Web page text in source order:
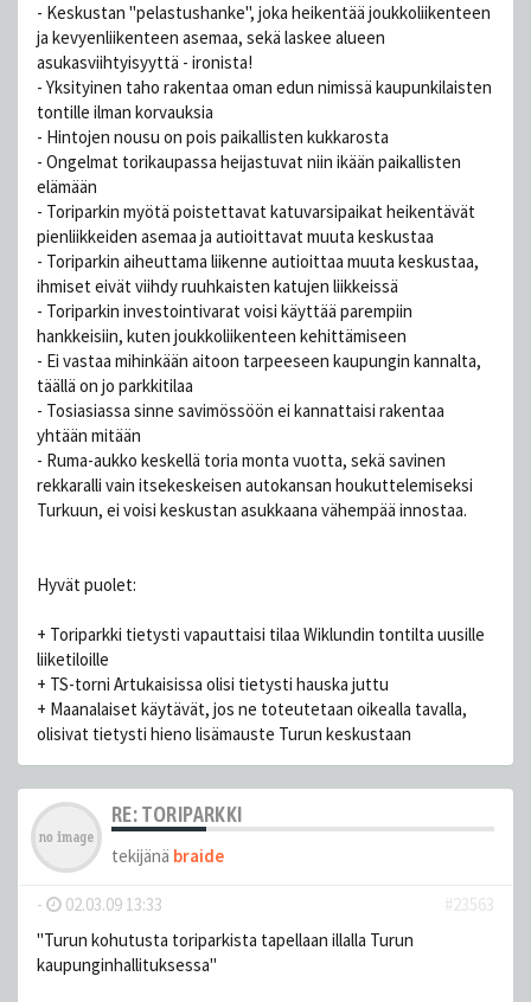
- Keskustan "pelastushanke", joka heikentää joukkoliikenteen
ja kevyenliikenteen asemaa, sekä laskee alueen
asukasviihtyisyyttä - ironista!
- Yksityinen taho rakentaa oman edun nimissä kaupunkilaisten
tontille ilman korvauksia
- Hintojen nousu on pois paikallisten kukkarosta
- Ongelmat torikaupassa heijastuvat niin ikään paikallisten
elämään
- Toriparkin myötä poistettavat katuvarsipaikat heikentävät
pienliikkeiden asemaa ja autioittavat muuta keskustaa
- Toriparkin aiheuttama liikenne autioittaa muuta keskustaa,
ihmiset eivät viihdy ruuhkaisten katujen liikkeissä
- Toriparkin investointivarat voisi käyttää parempiin
hankkeisiin, kuten joukkoliikenteen kehittämiseen
- Ei vastaa mihinkään aitoon tarpeeseen kaupungin kannalta,
täällä on jo parkkitilaa
- Tosiasiassa sinne savimössöön ei kannattaisi rakentaa
yhtään mitään
- Ruma-aukko keskellä toria monta vuotta, sekä savinen
rekkaralli vain itsekeskeisen autokansan houkuttelemiseksi
Turkuun, ei voisi keskustan asukkaana vähempää innostaa.
Hyvät puolet:
+ Toriparkki tietysti vapauttaisi tilaa Wiklundin tontilta uusille
liiketiloille
+ TS-torni Artukaisissa olisi tietysti hauska juttu
+ Maanalaiset käytävät, jos ne toteutetaan oikealla tavalla,
olisivat tietysti hieno lisämauste Turun keskustaan
RE: TORIPARKKI
tekijänä braide
- 02.03.09 13:33
#23563
"Turun kohutusta toriparkista tapellaan illalla Turun
kaupunginhallituksessa"